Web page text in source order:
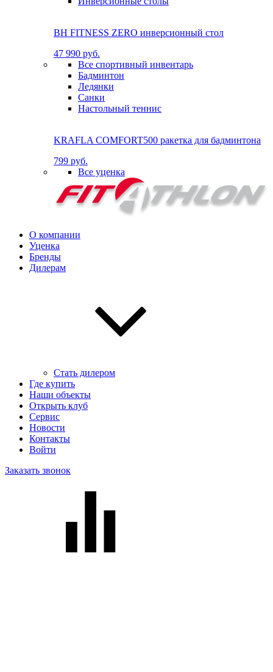
BH FITNESS ZERO инверсионный стол
47 990 руб.
Все спортивный инвентарь
Бадминтон
Ледянки
Санки
Настольный теннис
KRAFLA COMFORT500 ракетка для бадминтона
799 руб.
Все уценка
О компании
Уценка
Бренды
Дилерам
Стать дилером
Где купить
Наши объекты
Открыть клуб
Сервис
Новости
Контакты
Войти
Заказать звонок